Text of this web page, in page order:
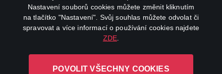
Nastavení souborů cookies můžete změnit kliknutím
na tlačítko "Nastavení". Svůj souhlas můžete odvolat či
spravovat a více informací o používání cookies najdete
ZDE
POVOLIT VŠECHNY COOKIES
L-1246 Luxembourg R.C.S.